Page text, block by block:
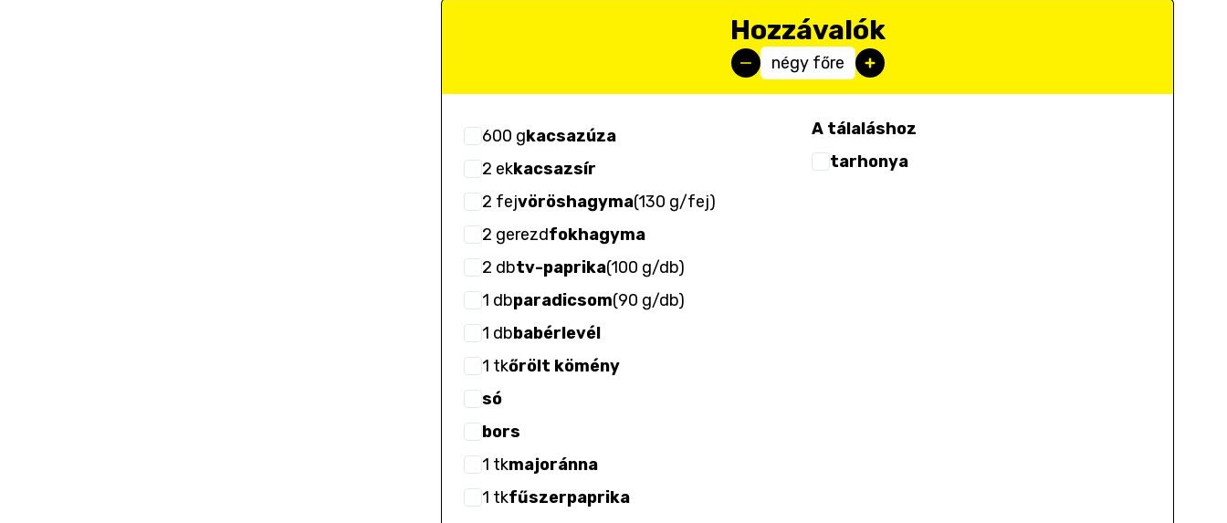
Hozzávalók
négy főre
600 gkacsazúza
2 ekkacsazsír
2 fejvöröshagyma(130 g/fej)
2 gerezdfokhagyma
2 dbtv-paprika(100 g/db)
1 dbparadicsom(90 g/db)
1 dbbabérlevél
1 tkőrölt kömény
só
bors
1 tkmajoránna
1 tkfűszerpaprika
A tálaláshoz
tarhonya